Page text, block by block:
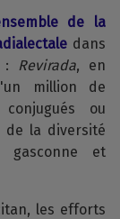
de la
dans
:
Revirada, en
million de
ou
de la diversité
et
les efforts